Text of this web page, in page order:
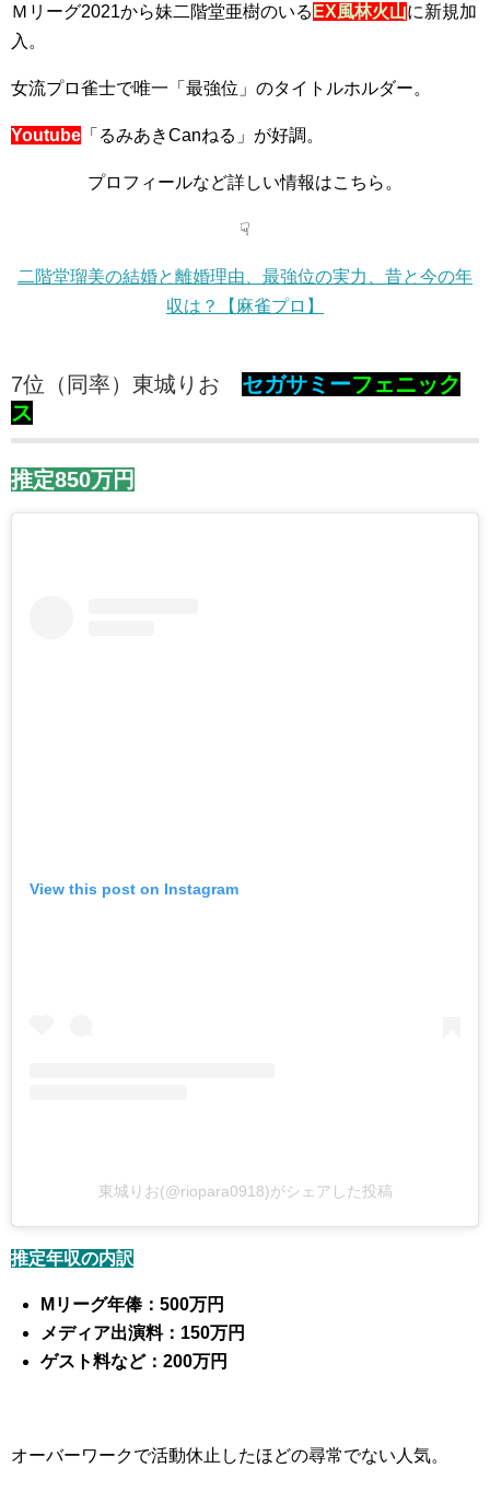
Ｍリーグ2021から妹二階堂亜樹のいる EX風林火山に新規加
入。
女流プロ雀士で唯一「最強位」のタイトルホルダー。
Youtube 「るみあきCanねる」が好調。
プロフィールなど詳しい情報はこちら。
☟
二階堂瑠美の結婚と離婚理由、最強位の実力、昔と今の年
収は？【麻雀プロ】
7位（同率）東城りお セガサミーフェニック
ス
推定850万円
View this post on Instagram
東城りお(@riopara0918)がシェアした投稿
推定年収の内訳
Mリーグ年俸：500万円
メディア出演料：150万円
ゲスト料など：200万円
オーバーワークで活動休止したほどの尋常でない人気。